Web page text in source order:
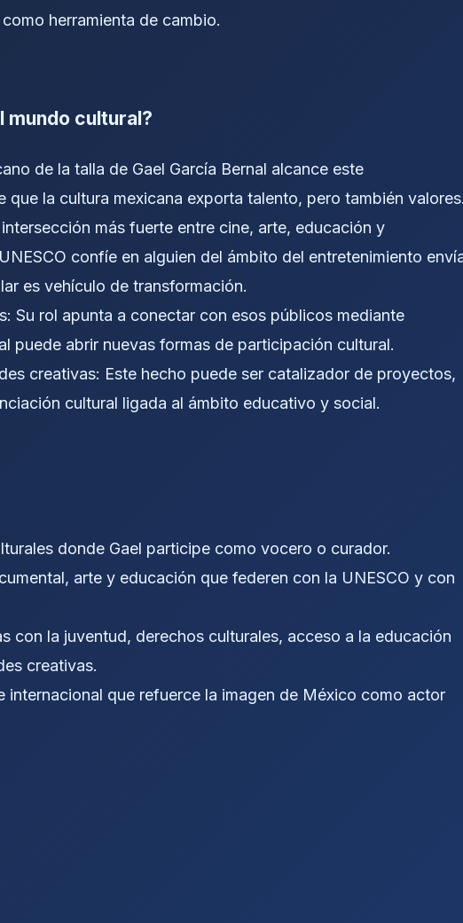
herramienta de cambio.
mundo cultural?
de la talla de Gael García Bernal alcance este
que la cultura mexicana exporta talento, pero también
más fuerte entre cine, arte, educación y
confíe en alguien del ámbito del entretenimiento
es vehículo de transformación.
Su rol apunta a conectar con esos públicos mediante
puede abrir nuevas formas de participación cultural.
creativas: Este hecho puede ser catalizador de proyectos,
cultural ligada al ámbito educativo y social.
donde Gael participe como vocero o curador.
arte y educación que federen con la UNESCO y con
con la juventud, derechos culturales, acceso a la educación
creativas.
internacional que refuerce la imagen de México como actor